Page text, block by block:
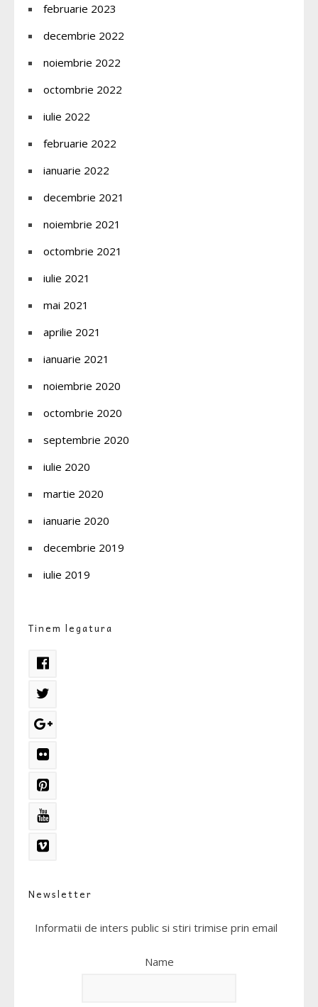
februarie 2023
decembrie 2022
noiembrie 2022
octombrie 2022
iulie 2022
februarie 2022
ianuarie 2022
decembrie 2021
noiembrie 2021
octombrie 2021
iulie 2021
mai 2021
aprilie 2021
ianuarie 2021
noiembrie 2020
octombrie 2020
septembrie 2020
iulie 2020
martie 2020
ianuarie 2020
decembrie 2019
iulie 2019
Tinem legatura
Newsletter
Informatii de inters public si stiri trimise prin email
Name